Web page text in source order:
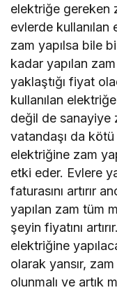
elektriğe gereken
evlerde
zam yapılsa bile
kadar yapılan
yaklaştığı fiyat
kullanılan
değil de sanayiye
vatandaşı da
elektriğine zam
etki eder. Evlere
faturasını artırır
yapılan zam tüm
şeyin fiyatını
elektriğine
olarak yansır,
olunmalı ve artık